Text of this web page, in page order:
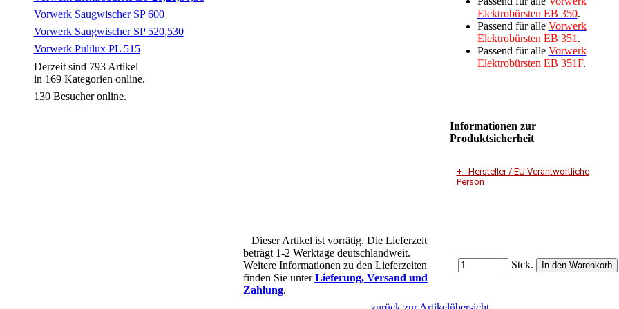
Vorwerk Saugwischer SP 600
Vorwerk Saugwischer SP 520,530
Vorwerk Pulilux PL 515
Derzeit sind 793 Artikel
in 169 Kategorien online.
130 Besucher online.
Elektrobürsten EB 350.
Passend für alle Vorwerk
Elektrobürsten EB 351 .
Passend für alle Vorwerk
Elektrobürsten EB 351F.
Informationen zur
Produktsicherheit
Hersteller / EU Verantwortliche
Person
Adresse
Mühlenweg 17-37
Dieser Artikel ist vorrätig. Die Lieferzeit
beträgt 1-2 Werktage deutschlandweit.
Weitere Informationen zu den Lieferzeiten
finden Sie unterLieferung, Versand und
Zahlung.
Stck.